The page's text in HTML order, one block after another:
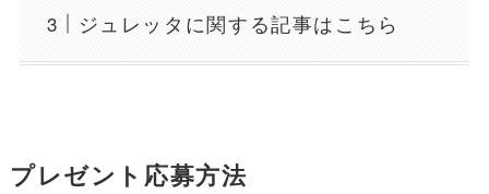
ジュレッタに関する記事はこちら
プレゼント応募方法